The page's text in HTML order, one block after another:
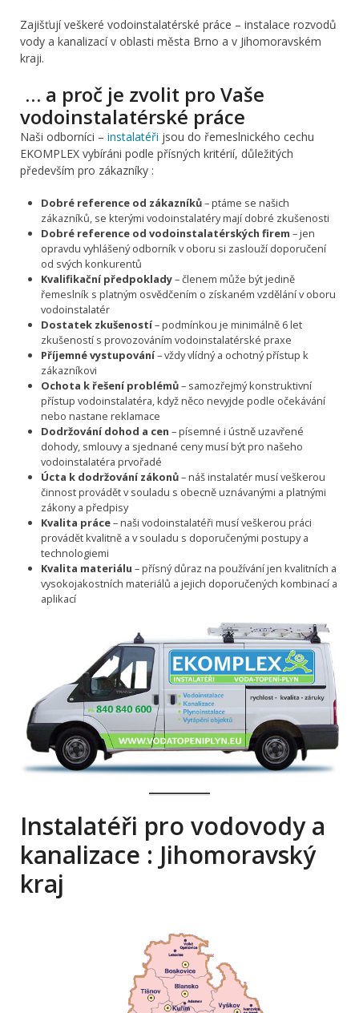
Zajišťují veškeré vodoinstalatérské práce – instalace rozvodů
vody a kanalizací v oblasti města Brno a v Jihomoravském
kraji.
… a proč je zvolit pro Vaše
vodoinstalatérské práce
Naši odborníci – instalatéři jsou do řemeslnického cechu
EKOMPLEX vybíráni podle přísných kritérií, důležitých
především pro zákazníky :
Dobré reference od zákazníků– ptáme se našich
zákazníků, se kterými vodoinstalatéry mají dobré zkušenosti
Dobré reference od vodoinstalatérských firem – jen
opravdu vyhlášený odborník v oboru si zaslouží doporučení
od svých konkurentů
Kvalifikační předpoklady– členem může být jedině
řemeslník s platným osvědčením o získaném vzdělání v oboru
vodoinstalatér
Dostatek zkušeností– podmínkou je minimálně 6 let
zkušeností s provozováním vodoinstalatérské praxe
Příjemné vystupování– vždy vlídný a ochotný přístup k
zákazníkovi
Ochota k řešení problémů– samozřejmý konstruktivní
přístup vodoinstalatéra, když něco nevyjde podle očekávání
nebo nastane reklamace
Dodržování dohod a cen – písemné i ústně uzavřené
dohody, smlouvy a sjednané ceny musí být pro našeho
vodoinstalatéra prvořadé
Úcta k dodržování zákonů– náš instalatér musí veškerou
činnost provádět v souladu s obecně uznávanými a platnými
zákony a předpisy
Kvalita práce– naši vodoinstalatéři musí veškerou práci
provádět kvalitně a v souladu s doporučenými postupy a
technologiemi
Kvalita materiálu – přísný důraz na používání jen kvalitních a
vysokojakostních materiálů a jejich doporučených kombinací a
aplikací
Instalatéři pro vodovody a
kanalizace : Jihomoravský
kraj